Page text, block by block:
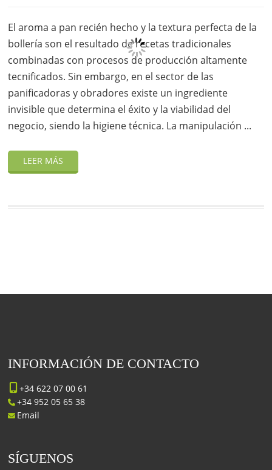
El aroma a pan recién hecho y la textura perfecta de la
bollería son el resultado de recetas tradicionales
combinadas con procesos de producción altamente
tecnificados. Sin embargo, en el sector de las
panificadoras y obradores existe un ingrediente
invisible que determina el éxito y la viabilidad del
negocio, siendo la higiene técnica. La manipulación ...
INFORMACIÓN DE CONTACTO
+34 622 07 00 61
+34 952 05 65 38
Email
SÍGUENOS